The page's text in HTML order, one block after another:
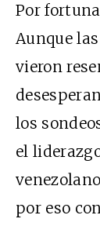
Por
Aunque
vieron
los
el
por eso